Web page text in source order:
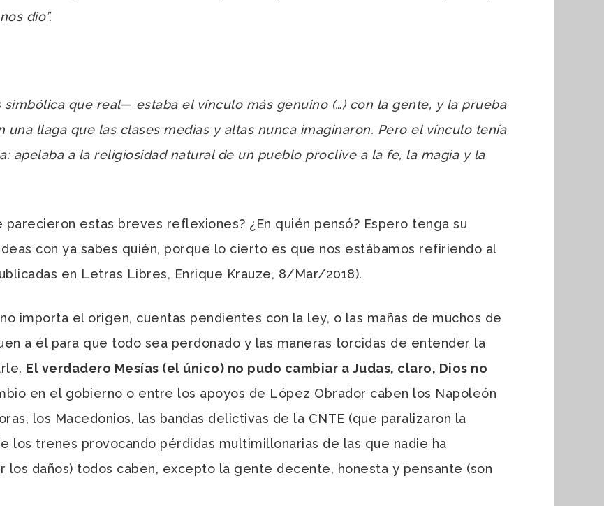
dio”.
simbólica que real— estaba el vínculo más genuino (…) con la gente, y la prueba
una llaga que las clases medias y altas nunca imaginaron. Pero el vínculo tenía
apelaba a la religiosidad natural de un pueblo proclive a la fe, la magia y la
estas breves reflexiones? ¿En quién pensó? Espero tenga su
con ya sabes quién, porque lo cierto es que nos estábamos refiriendo al
en Letras Libres, Enrique Krauze, 8/Mar/2018).
importa el origen, cuentas pendientes con la ley, o las mañas de muchos de
a él para que todo sea perdonado y las maneras torcidas de entender la
El verdadero Mesías (el único) no pudo cambiar a Judas, claro, Dios no
en el gobierno o entre los apoyos de López Obrador caben los Napoleón
los Macedonios, las bandas delictivas de la CNTE (que paralizaron la
los trenes provocando pérdidas multimillonarias de las que nadie ha
los daños) todos caben, excepto la gente decente, honesta y pensante (son